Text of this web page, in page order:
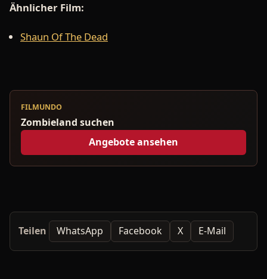
Ähnlicher Film:
Shaun Of The Dead
FILMUNDO
Zombieland suchen
Angebote ansehen
Teilen WhatsApp Facebook X E-Mail